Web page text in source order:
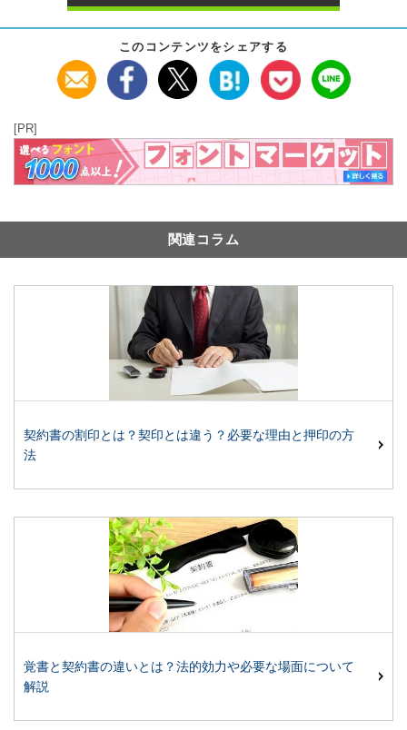
このコンテンツをシェアする
[PR]
関連コラム
契約書の割印とは？契印とは違う？必要な理由と押印の方
法
覚書と契約書の違いとは？法的効力や必要な場面について
解説